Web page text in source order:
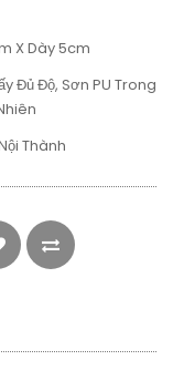
X Dày 5cm
Đủ Độ, Sơn PU Trong
Thành